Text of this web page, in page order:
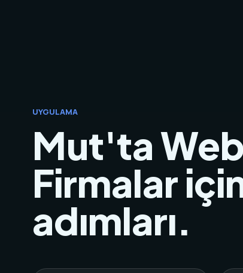
UYGULAMA
Mut'ta
Firmalar
adımları.